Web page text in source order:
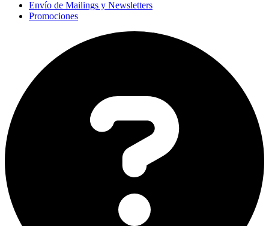
Envío de Mailings y Newsletters
Promociones